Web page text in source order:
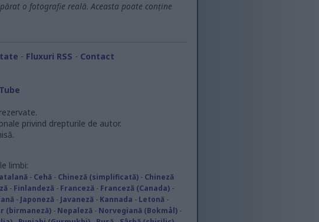
o fotografie reală. Aceasta poate conține
- Fluxuri RSS - Contact
privind drepturile de autor.
limbi:
- Cehă - Chineză (simplificată)- Chineză
- Finlandeză - Franceză - Franceză (Canada) -
-Japoneză -Javaneză - Kannada - Letonă -
(birmaneză) - Nepaleză - Norvegiană (Bokmål) -